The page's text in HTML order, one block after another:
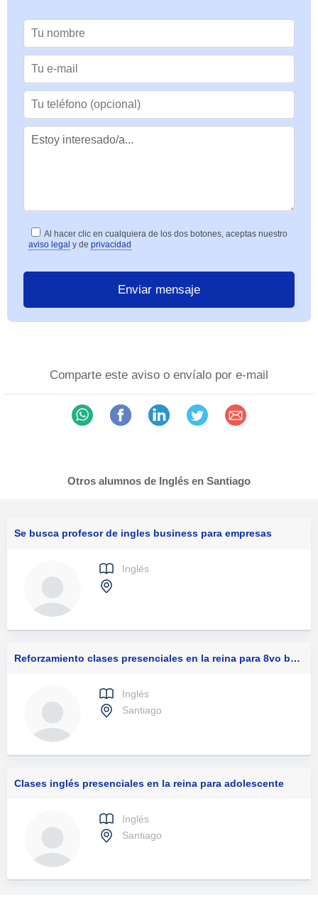
Al hacer clic en cualquiera de los dos botones, aceptas nuestro
aviso legal y de privacidad
Comparte este aviso o envíalo por e-mail
Otros alumnos de Inglés en Santiago
Se busca profesor de ingles business para empresas
Inglés
Reforzamiento clases presenciales en la reina para 8vo básico
Inglés
Santiago
Clases inglés presenciales en la reina para adolescente
Inglés
Santiago